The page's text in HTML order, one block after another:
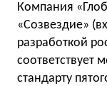
Компания
«Созвездие»
разработкой
соответствует
стандарту